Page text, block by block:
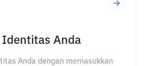
Identitas Anda
Anda dengan memasukkan